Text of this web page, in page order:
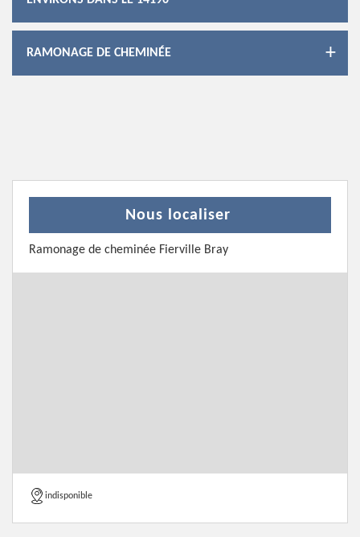
RAMONAGE DE CHEMINÉE
Nous localiser
Ramonage de cheminée Fierville Bray
indisponible